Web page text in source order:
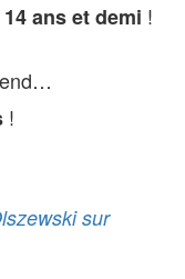
14 ans et demi !
!
sur